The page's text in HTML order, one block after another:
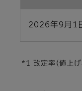
2026年9月1
*1 改定率（値上げ